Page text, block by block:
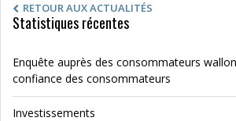
RETOUR AUX ACTUALITÉS
Statistiques récentes
Enquête auprès des consommateurs
confiance des consommateurs
Investissements